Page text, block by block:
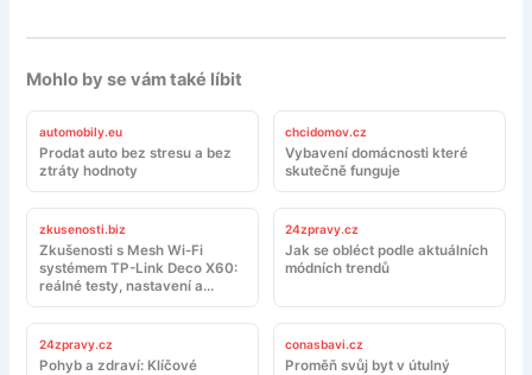
Mohlo by se vám také líbit
automobily.eu
Prodat auto bez stresu a bez
ztráty hodnoty
chcidomov.cz
Vybavení domácnosti které
skutečně funguje
zkusenosti.biz
Zkušenosti s Mesh Wi-Fi
systémem TP-Link Deco X60:
reálné testy, nastavení a
doporučení
24zpravy.cz
Jak se obléct podle aktuálních
módních trendů
24zpravy.cz
Pohyb a zdraví: Klíčové
conasbavi.cz
Proměň svůj byt v útulný